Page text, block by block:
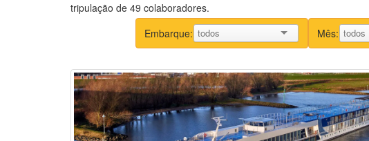
tripulação de 49 colaboradores.
Embarque:
Mês: